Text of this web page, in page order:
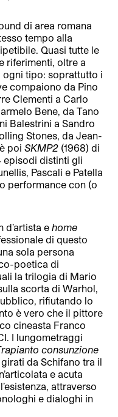
di area romana
tempo alla
Quasi tutte le
riferimenti, oltre a
tipo: soprattutto i
compaiono da Pino
Clementi a Carlo
Bene, da Tano
Balestrini a Sandro
Stones, da Jean-
poiSKMP2 (1968) di
episodi distinti gli
Pascali e Patella
performance con (o
d’artista ehome
di questo
sola persona
poetica di
la trilogia di Mario
scorta di Warhol,
rifiutando lo
è vero che il pittore
cineasta Franco
I lungometraggi
consunzione
da Schifano tra il
e acuta
attraverso
e dialoghi in